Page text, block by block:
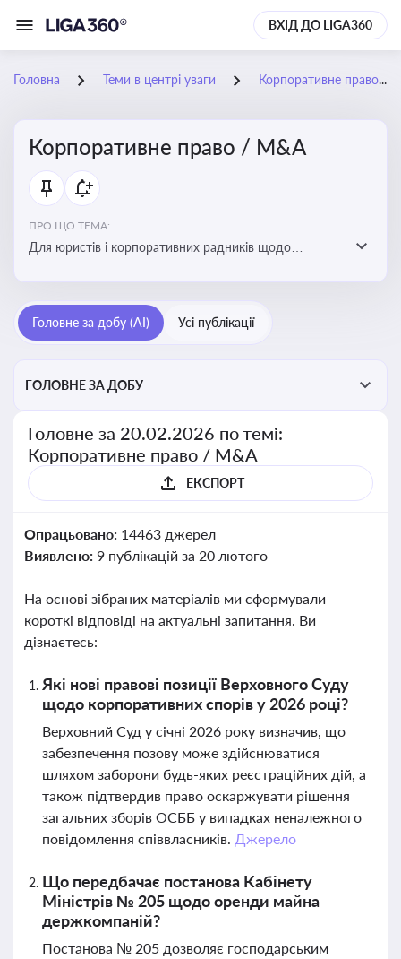
ВХІД ДО LIGA360
Головна Теми в центрі уваги Корпоративне право / M&A
Корпоративне право / M&A
ПРО ЩО ТЕМА:
Для юристів і корпоративних радників щодо
обов’язків мажоритарних і міноритарних акціонерів,
впливу змін у правовому полі на корпоративне
Головне за добу (AI) Усі публікації
ГОЛОВНЕ ЗА ДОБУ
Головне за 20.02.2026 по темі:
Корпоративне право / M&A
ЕКСПОРТ
Опрацьовано: 14463 джерел
Виявлено: 9 публікацій за 20 лютого
На основі зібраних матеріалів ми сформували
короткі відповіді на актуальні запитання. Ви
дізнаєтесь:
Які нові правові позиції Верховного Суду
щодо корпоративних спорів у 2026 році?
Верховний Суд у січні 2026 року визначив, що
забезпечення позову може здійснюватися
шляхом заборони будь-яких реєстраційних дій, а
також підтвердив право оскаржувати рішення
загальних зборів ОСББ у випадках неналежного
повідомлення співвласників. Джерело
Що передбачає постанова Кабінету
Міністрів № 205 щодо оренди майна
держкомпаній?
Постанова № 205 дозволяє господарським